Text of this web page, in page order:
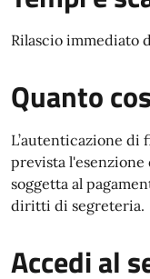
Rilascio immediato
Quanto
L’autenticazione di
prevista
soggetta al
diritti di segreteria.
Accedi al